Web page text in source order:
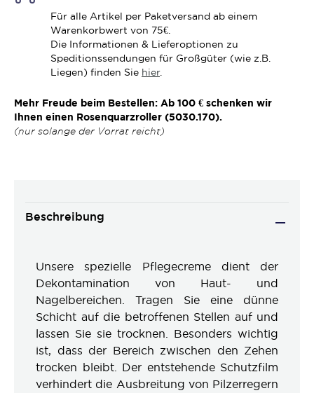
Für alle Artikel per Paketversand ab einem
Warenkorbwert von 75€.
Die Informationen & Lieferoptionen zu
Speditionssendungen für Großgüter (wie z.B.
Liegen) finden Sie hier.
Mehr Freude beim Bestellen: Ab 100 € schenken wir
Ihnen einen Rosenquarzroller (5030.170).
(nur solange der Vorrat reicht)
Beschreibung
Unsere spezielle Pflegecreme dient der
Dekontamination von Haut- und
Nagelbereichen. Tragen Sie eine dünne
Schicht auf die betroffenen Stellen auf und
lassen Sie sie trocknen. Besonders wichtig
ist, dass der Bereich zwischen den Zehen
trocken bleibt. Der entstehende Schutzfilm
verhindert die Ausbreitung von Pilzerregern